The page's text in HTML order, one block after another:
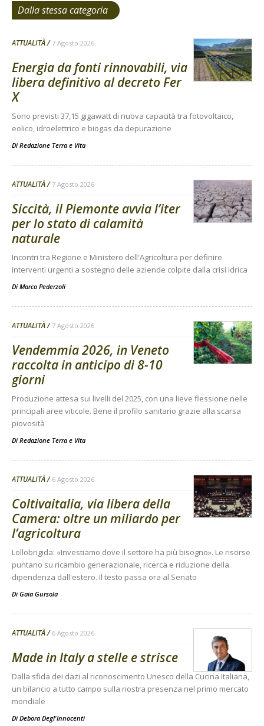
Dalla stessa categoria
ATTUALITÀ 7 Agosto 2026
Energia da fonti rinnovabili, via
libera definitivo al decreto Fer
X
Sono previsti 37,15 gigawatt di nuova capacità tra fotovoltaico,
eolico, idroelettrico e biogas da depurazione
Di Redazione Terra e Vita
ATTUALITÀ 7 Agosto 2026
Siccità, il Piemonte avvia l’iter
per lo stato di calamità
naturale
Incontri tra Regione e Ministero dell'Agricoltura per definire
interventi urgenti a sostegno delle aziende colpite dalla crisi idrica
Di Marco Pederzoli
ATTUALITÀ 7 Agosto 2026
Vendemmia 2026, in Veneto
raccolta in anticipo di 8-10
giorni
Produzione attesa sui livelli del 2025, con una lieve flessione nelle
principali aree viticole. Bene il profilo sanitario grazie alla scarsa
piovosità
Di Redazione Terra e Vita
ATTUALITÀ 6 Agosto 2026
Coltivaitalia, via libera della
Camera: oltre un miliardo per
l’agricoltura
Lollobrigida: «Investiamo dove il settore ha più bisogno». Le risorse
puntano su ricambio generazionale, ricerca e riduzione della
dipendenza dall'estero. Il testo passa ora al Senato
Di Gaia Gursola
ATTUALITÀ 6 Agosto 2026
Made in Italy a stelle e strisce
Dalla sfida dei dazi al riconoscimento Unesco della Cucina Italiana,
un bilancio a tutto campo sulla nostra presenza nel primo mercato
mondiale
Di Debora Degl'Innocenti